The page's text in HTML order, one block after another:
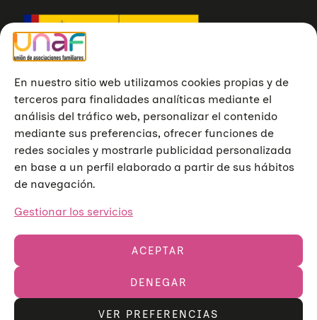
En nuestro sitio web utilizamos cookies propias y de
terceros para finalidades analíticas mediante el
análisis del tráfico web, personalizar el contenido
mediante sus preferencias, ofrecer funciones de
redes sociales y mostrarle publicidad personalizada
en base a un perfil elaborado a partir de sus hábitos
de navegación.
Gestionar los servicios
ACEPTAR
DENEGAR
VER PREFERENCIAS
Unión de Asociaciones Familiares © 2023
Aviso legalPolítica de privacidadPolítica de cookies